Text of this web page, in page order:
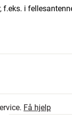
f.eks. i
Få hjelp